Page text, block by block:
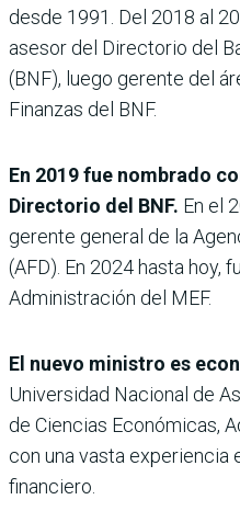
desde 1991. Del 2018 al
asesor del Directorio del
(BNF), luego gerente del
Finanzas del BNF.
En 2019 fue nombrado
Directorio del BNF. En el
gerente general de la
(AFD). En 2024 hasta hoy,
Administración del MEF.
El nuevo ministro es
Universidad Nacional de
de Ciencias Económicas,
con una vasta experiencia
financiero.